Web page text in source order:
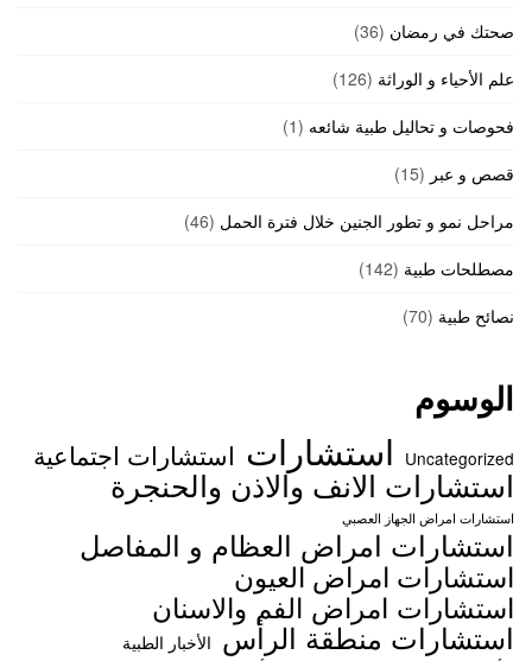
صحتك في رمضان (36)
علم الأحياء و الوراثة (126)
فحوصات و تحاليل طبية شائعه (1)
قصص و عبر (15)
مراحل نمو و تطور الجنين خلال فترة الحمل (46)
مصطلحات طبية (142)
نصائح طبية (70)
الوسوم
Uncategorized استشارات استشارات اجتماعية
استشارات الانف والاذن والحنجرة
استشارات امراض الجهاز العصبي
استشارات امراض العظام و المفاصل
استشارات امراض العيون
استشارات امراض الفم والاسنان
استشارات منطقة الرأس الأخبار الطبية